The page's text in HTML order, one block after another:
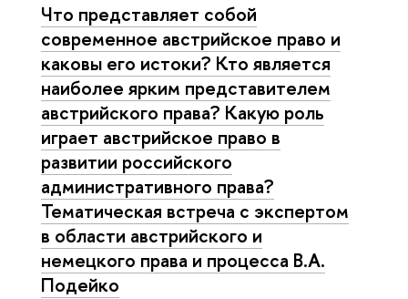
Что представляет собой
современное австрийское право и
каковы его истоки? Кто является
наиболее ярким представителем
австрийского права? Какую роль
играет австрийское право в
развитии российского
административного права?
Тематическая встреча с экспертом
в области австрийского и
немецкого права и процесса В.А.
Подейко